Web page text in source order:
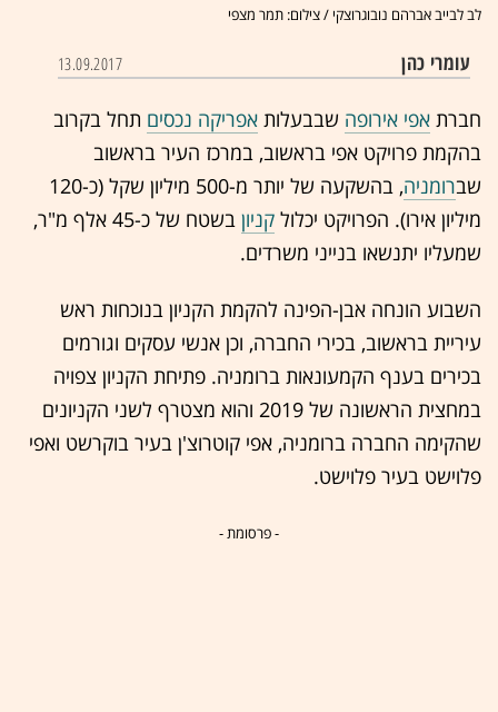
לב לבייב אברהם נובוגרוצקי / צילום: תמר מצפי
עומרי כהן 13.09.2017
חברת אפי אירופה שבבעלות אפריקה נכסים תחל בקרוב
בהקמת פרויקט אפי בראשוב, במרכז העיר בראשוב
שברומניה
, בהשקעה של יותר מ-500 מיליון שקל (כ-120
מיליון אירו). הפרויקט יכלול קניון
בשטח של כ-45 אלף מ"ר,
שמעליו יתנשאו בנייני משרדים.
השבוע הונחה אבן-הפינה להקמת הקניון בנוכחות ראש
עיריית בראשוב, בכירי החברה, וכן אנשי עסקים וגורמים
בכירים בענף הקמעונאות ברומניה. פתיחת הקניון צפויה
במחצית הראשונה של 2019 והוא מצטרף לשני הקניונים
שהקימה החברה ברומניה, אפי קוטרוצ'ן בעיר בוקרשט ואפי
פלוישט בעיר פלוישט.
- פרסומת -